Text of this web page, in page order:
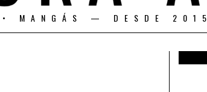
MANGÁS — DESDE 2015